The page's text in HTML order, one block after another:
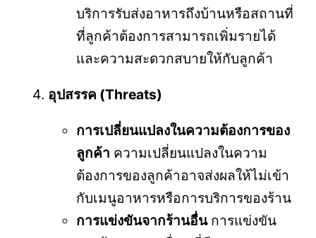
บริการรับส่งอาหารถึงบ้านหรือสถานที่
ที่ลูกค้าต้องการสามารถเพิ่มรายได้
และความสะดวกสบายให้กับลูกค้า
อุปสรรค (Threats)
การเปลี่ยนแปลงในความต้องการของ
ลูกค้า ความเปลี่ยนแปลงในความ
ต้องการของลูกค้าอาจส่งผลให้ไม่เข้า
กับเมนูอาหารหรือการบริการของร้าน
การแข่งขันจากร้านอื่นการแข่งขัน